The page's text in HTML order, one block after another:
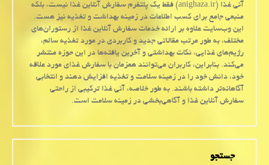
آنی غذا (anighaza.ir) فقط یک پلتفرم سفارش آنلاین غذا نیست، بلکه
منبعی جامع برای کسب اطلاعات در زمینه بهداشت و تغذیه نیز هست.
این وب‌سایت علاوه بر ارائه خدمات سفارش آنلاین غذا از رستوران‌های
مختلف، به طور مرتب مقالاتی جدید و کاربردی در مورد تغذیه سالم،
رژیم‌های غذایی، نکات بهداشتی و آخرین یافته‌ها در این حوزه منتشر
می‌کند. بنابراین، کاربران می‌توانند همزمان با سفارش غذای مورد علاقه
خود، دانش خود را در زمینه سلامت و تغذیه افزایش دهند و انتخابی
آگاهانه‌تر داشته باشند. به طور خلاصه، آنی غذا ترکیبی از راحتی
سفارش آنلاین غذا و آگاهی‌بخشی در زمینه سلامت است.
جستجو